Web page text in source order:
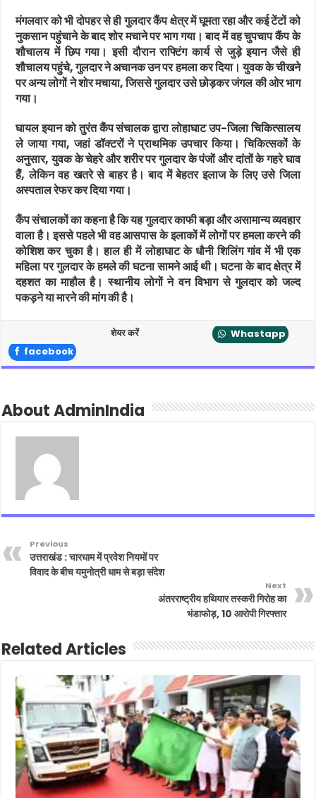
मंगलवार को भी दोपहर से ही गुलदार कैंप क्षेत्र में घूमता रहा और कई टेंटों को
नुकसान पहुंचाने के बाद शोर मचाने पर भाग गया। बाद में वह चुपचाप कैंप के
शौचालय में छिप गया। इसी दौरान राफ्टिंग कार्य से जुड़े इयान जैसे ही
शौचालय पहुंचे, गुलदार ने अचानक उन पर हमला कर दिया। युवक के चीखने
पर अन्य लोगों ने शोर मचाया, जिससे गुलदार उसे छोड़कर जंगल की ओर भाग
गया।
घायल इयान को तुरंत कैंप संचालक द्वारालोहाघाट उप-जिला चिकित्सालय
ले जाया गया, जहां डॉक्टरों ने प्राथमिक उपचार किया। चिकित्सकों के
अनुसार, युवक के चेहरे और शरीर पर गुलदार के पंजों और दांतों के गहरे घाव
हैं, लेकिन वह खतरे से बाहर है। बाद में बेहतर इलाज के लिए उसे जिला
अस्पताल रेफर कर दिया गया।
कैंप संचालकों का कहना है कि यह गुलदार काफी बड़ा और असामान्य व्यवहार
वाला है। इससे पहले भी वह आसपास के इलाकों में लोगों पर हमला करने की
कोशिश कर चुका है। हाल ही मेंलोहाघाटके धौनी शिलिंग गांव में भी एक
महिला पर गुलदार के हमले की घटना सामने आई थी। घटना के बाद क्षेत्र में
दहशत का माहौल है। स्थानीय लोगों ने वन विभाग से गुलदार को जल्द
पकड़ने या मारने की मांग की है।
शेयर करें
Whastapp
facebook
About AdminIndia
Previous
उत्तराखंड : चारधाम में प्रवेश नियमों पर
विवाद के बीच यमुनोत्री धाम से बड़ा संदेश
Next
अंतरराष्ट्रीय हथियार तस्करी गिरोह का
भंडाफोड़, 10 आरोपी गिरफ्तार
Related Articles